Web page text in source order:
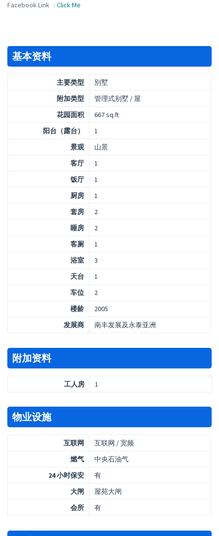
Facebook Link : Click Me
基本资料
主要类型
別墅
附加类型
管理式别墅 / 屋
花园面积
667 sq.ft
阳台（露台）
1
景观
山景
客厅
1
饭厅
1
厨房
1
套房
2
睡房
2
客厕
1
浴室
3
天台
1
车位
2
楼龄
2005
发展商
南丰发展及永泰亚洲
附加资料
工人房 1
物业设施
互联网
互联网 / 宽频
燃气
中央石油气
24 小时保安
有
大闸
屋苑大闸
会所
有